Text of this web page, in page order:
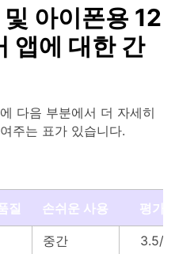
아이폰용 12
앱에 대한 간
다음 부분에서 더 자세히
주는 표가 있습니다.
질 손쉬운 사용 평가
중간
3.5/5